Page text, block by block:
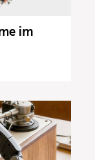
im